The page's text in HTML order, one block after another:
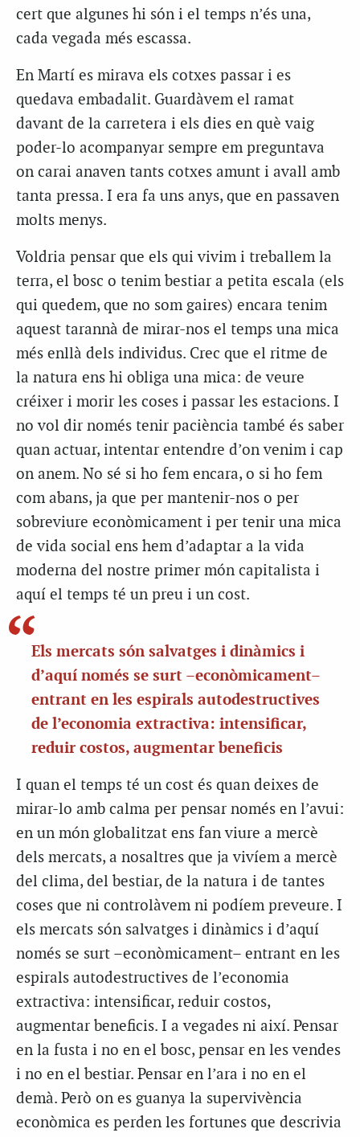
cert que algunes hi són i el temps n’és una,
cada vegada més escassa.
En Martí es mirava els cotxes passar i es
quedava embadalit. Guardàvem el ramat
davant de la carretera i els dies en què vaig
poder-lo acompanyar sempre em preguntava
on carai anaven tants cotxes amunt i avall amb
tanta pressa. I era fa uns anys, que en passaven
molts menys.
Voldria pensar que els qui vivim i treballem la
terra, el bosc o tenim bestiar a petita escala (els
qui quedem, que no som gaires) encara tenim
aquest tarannà de mirar-nos el temps una mica
més enllà dels individus. Crec que el ritme de
la natura ens hi obliga una mica: de veure
créixer i morir les coses i passar les estacions. I
no vol dir només tenir paciència també és saber
quan actuar, intentar entendre d’on venim i cap
on anem. No sé si ho fem encara, o si ho fem
com abans, ja que per mantenir-nos o per
sobreviure econòmicament i per tenir una mica
de vida social ens hem d’adaptar a la vida
moderna del nostre primer món capitalista i
aquí el temps té un preu i un cost.
Els mercats són salvatges i dinàmics i
d’aquí només se surt –econòmicament–
entrant en les espirals autodestructives
de l’economia extractiva: intensificar,
reduir costos, augmentar beneficis
I quan el temps té un cost és quan deixes de
mirar-lo amb calma per pensar només en l’avui:
en un món globalitzat ens fan viure a mercè
dels mercats, a nosaltres que ja vivíem a mercè
del clima, del bestiar, de la natura i de tantes
coses que ni controlàvem ni podíem preveure. I
els mercats són salvatges i dinàmics i d’aquí
només se surt –econòmicament– entrant en les
espirals autodestructives de l’economia
extractiva: intensificar, reduir costos,
augmentar beneficis. I a vegades ni així. Pensar
en la fusta i no en el bosc, pensar en les vendes
i no en el bestiar. Pensar en l’ara i no en el
demà. Però on es guanya la supervivència
econòmica es perden les fortunes que descrivia